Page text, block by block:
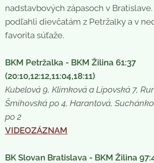
nadstavbových zápasoch v
podľahli dievčatám z Petržalky a v
favorita súťaže.
BKM Petržalka - BKM Žilina 61:37
(20:10,12:12,11:04,18:11)
Kubelová 9, Klimková a Lipovská 7,
Šmihovská po 4, Harantová,
po 2
VIDEOZÁZNAM
BK Slovan Bratislava - BKM Žilina